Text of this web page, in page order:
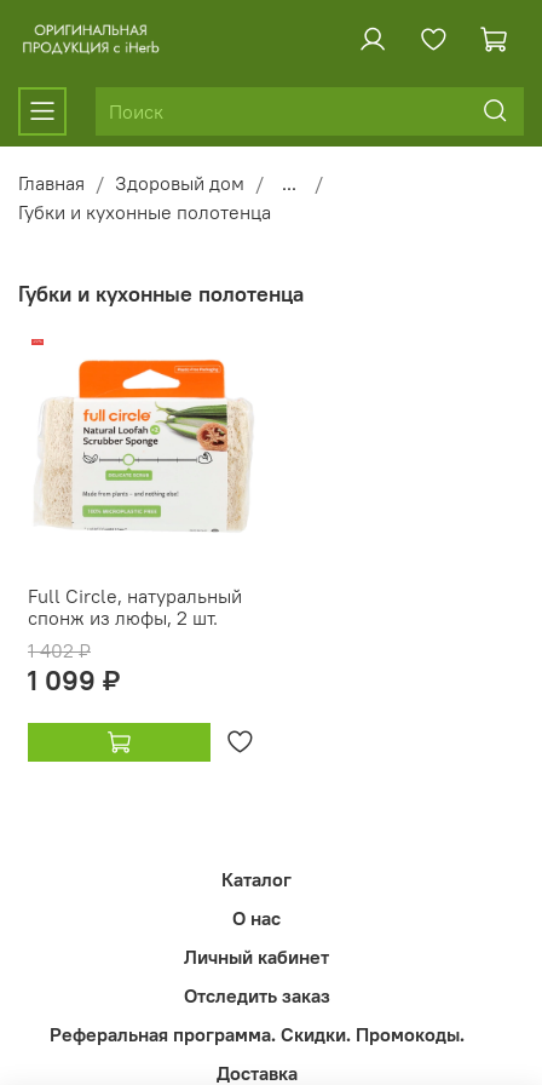
Главная Здоровый дом
...
Губки и кухонные полотенца
Губки и кухонные полотенца
-22%
Full Circle, натуральный
спонж из люфы, 2 шт.
1 402 ₽
1 099 ₽
Каталог
О нас
Личный кабинет
Отследить заказ
Реферальная программа. Скидки. Промокоды.
Доставка